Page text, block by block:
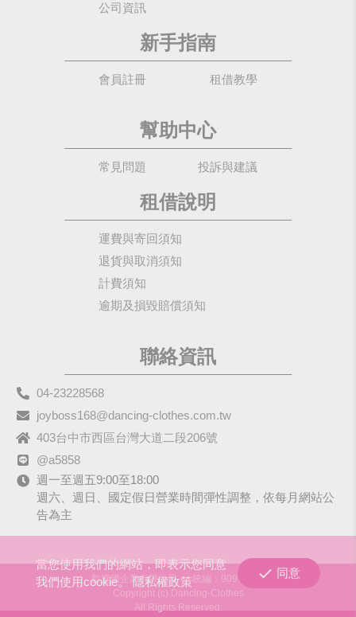
公司資訊
新手指南
會員註冊 租借教學
幫助中心
常見問題 投訴與建議
租借說明
運費與寄回須知
退貨與取消須知
計費須知
逾期及損毀賠償須知
聯絡資訊
04-23228568
joyboss168@dancing-clothes.com.tw
403台中市西區台灣大道二段206號
@a5858
週一至週五9:00至18:00
週六、週日、國定假日營業時間彈性調整，依每月網站公
告為主
歡樂國企業有限公司
統編：90979680
Copyright (c) Dancing-Clothes
All Rights Reserved.
當您使用我們的網站，即表示您同意
我們使用cookie。隱私權政策
同意